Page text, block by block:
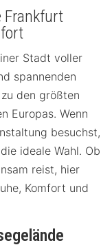
Frankfurt
Stadt voller
spannenden
den größten
Europas. Wenn
besuchst,
ideale Wahl. Ob
reist, hier
Komfort und